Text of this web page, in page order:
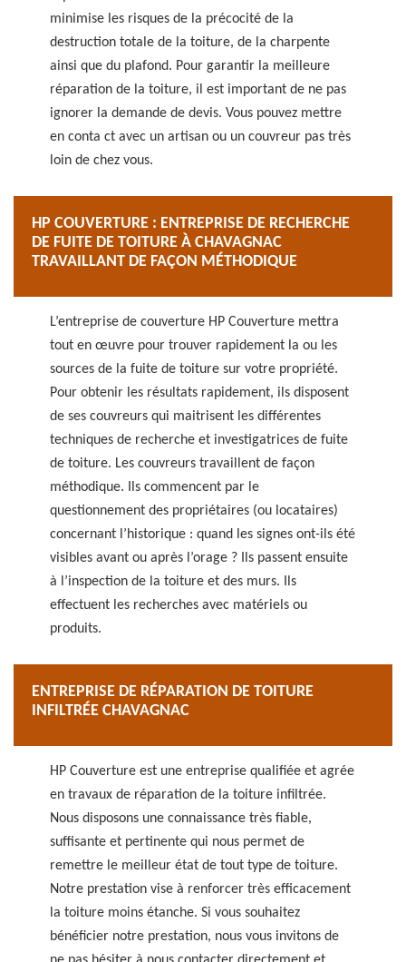
minimise les risques de la précocité de la
destruction totale de la toiture, de la charpente
ainsi que du plafond. Pour garantir la meilleure
réparation de la toiture, il est important de ne pas
ignorer la demande de devis. Vous pouvez mettre
en conta ct avec un artisan ou un couvreur pas très
loin de chez vous.
HP COUVERTURE : ENTREPRISE DE RECHERCHE
DE FUITE DE TOITURE À CHAVAGNAC
TRAVAILLANT DE FAÇON MÉTHODIQUE
L’entreprise de couverture HP Couverture mettra
tout en œuvre pour trouver rapidement la ou les
sources de la fuite de toiture sur votre propriété.
Pour obtenir les résultats rapidement, ils disposent
de ses couvreurs qui maitrisent les différentes
techniques de recherche et investigatrices de fuite
de toiture. Les couvreurs travaillent de façon
méthodique. Ils commencent par le
questionnement des propriétaires (ou locataires)
concernant l’historique : quand les signes ont-ils été
visibles avant ou après l’orage ? Ils passent ensuite
à l’inspection de la toiture et des murs. Ils
effectuent les recherches avec matériels ou
produits.
ENTREPRISE DE RÉPARATION DE TOITURE
INFILTRÉE CHAVAGNAC
HP Couverture est une entreprise qualifiée et agrée
en travaux de réparation de la toiture infiltrée.
Nous disposons une connaissance très fiable,
suffisante et pertinente qui nous permet de
remettre le meilleur état de tout type de toiture.
Notre prestation vise à renforcer très efficacement
la toiture moins étanche. Si vous souhaitez
bénéficier notre prestation, nous vous invitons de